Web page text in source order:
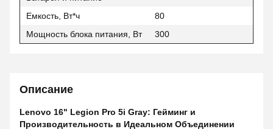
Емкость, Вт*ч
80
Мощность блока питания, Вт
300
Описание
Lenovo 16" Legion Pro 5i Gray: Гейминг и
Производительность в Идеальном Объединении